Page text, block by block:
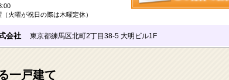
火曜が祝日の際は木曜定休）
会社 東京都練馬区北町2丁目38-5 大明ビル1F
一戸建て